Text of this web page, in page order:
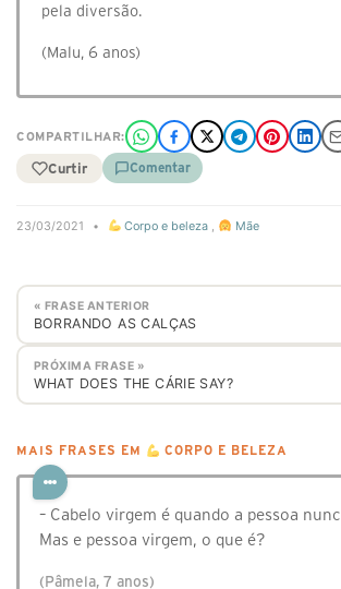
pela diversão.
(Malu, 6 anos)
COMPARTILHAR:
Curtir Comentar
23/03/2021 • Corpo e beleza , Mãe
« FRASE ANTERIOR
BORRANDO AS CALÇAS
PRÓXIMA FRASE »
WHAT DOES THE CÁRIE SAY?
MAIS FRASES EM CORPO E BELEZA
– Cabelo virgem é quando a pessoa
Mas e pessoa virgem, o que é?
(Pâmela, 7 anos)